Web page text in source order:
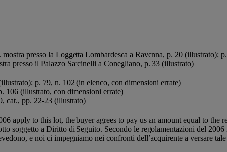
mostra presso la Loggetta Lombardesca a Ravenna, p. 20 (illustrato);
presso il Palazzo Sarcinelli a Conegliano, p. 33 (illustrato)
p. 79, n. 102 (in elenco, con dimensioni errate)
106 (illustrato, con dimensioni errate)
cat., pp. 22-23 (illustrato)
apply to this lot, the buyer agrees to pay us an amount equal to the
soggetto a Diritto di Seguito. Secondo le regolamentazioni del
e noi ci impegniamo nei confronti dell’acquirente a versare